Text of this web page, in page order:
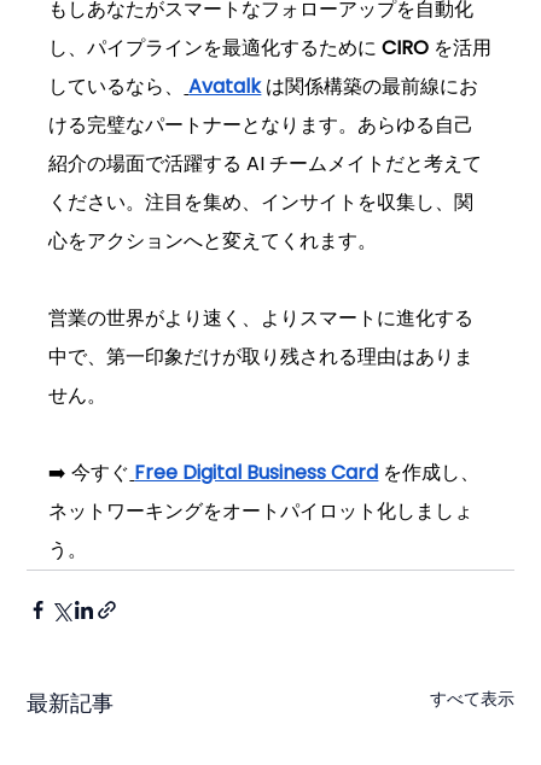
もしあなたがスマートなフォローアップを自動化
し、パイプラインを最適化するために CIRO を活用
しているなら、
Avatalk は関係構築の最前線にお
ける完璧なパートナーとなります。あらゆる自己
紹介の場面で活躍する AI チームメイトだと考えて
ください。注目を集め、インサイトを収集し、関
心をアクションへと変えてくれます。
営業の世界がより速く、よりスマートに進化する
中で、第一印象だけが取り残される理由はありま
せん。
➡️ 今すぐ Free Digital Business Card を作成し、
ネットワーキングをオートパイロット化しましょ
う。
最新記事 すべて表示